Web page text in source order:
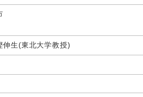
伸生(東北大学教授)